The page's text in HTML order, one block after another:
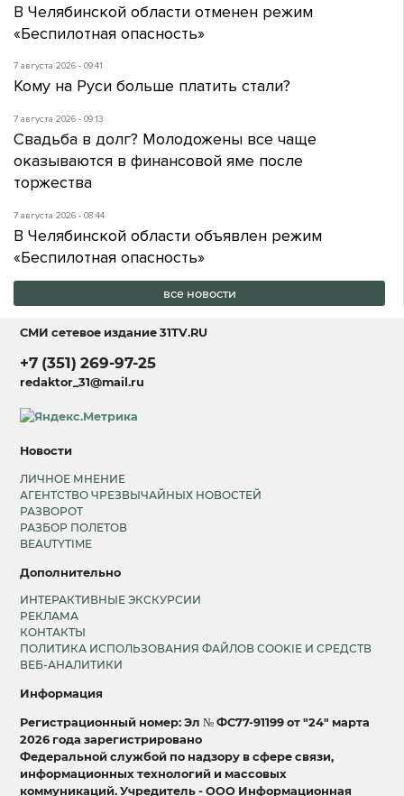
В Челябинской области отменен режим
«Беспилотная опасность»
7 августа 2026 - 09:41
Кому на Руси больше платить стали?
7 августа 2026 - 09:13
Свадьба в долг? Молодожены все чаще
оказываются в финансовой яме после
торжества
7 августа 2026 - 08:44
В Челябинской области объявлен режим
«Беспилотная опасность»
все новости
СМИ сетевое издание31TV.RU
+7 (351) 269-97-25
redaktor_31@mail.ru
Новости
ЛИЧНОЕ МНЕНИЕ
АГЕНТСТВО ЧРЕЗВЫЧАЙНЫХ НОВОСТЕЙ
РАЗВОРОТ
РАЗБОР ПОЛЕТОВ
BEAUTYTIME
Дополнительно
ИНТЕРАКТИВНЫЕ ЭКСКУРСИИ
РЕКЛАМА
КОНТАКТЫ
ПОЛИТИКА ИСПОЛЬЗОВАНИЯ ФАЙЛОВ COOKIE И СРЕДСТВ
ВЕБ-АНАЛИТИКИ
Информация
Регистрационный номер: Эл № ФС77-91199 от "24" марта
2026 года зарегистрировано
Федеральной службой по надзору в сфере связи,
информационных технологий и массовых
коммуникаций. Учредитель - ООО Информационная